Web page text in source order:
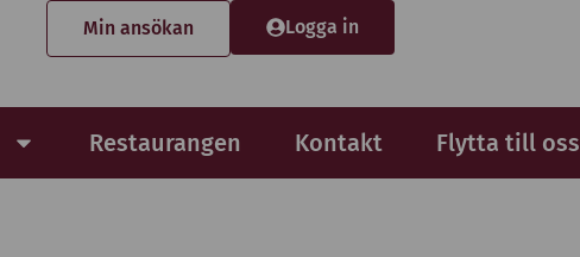
Min ansökan Logga in
Restaurangen Kontakt Flytta till oss